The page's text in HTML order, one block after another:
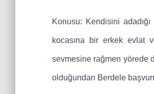
Konusu: Kendisini
kocasına bir erkek evlat
sevmesine rağmen yörede
olduğundan Berdele